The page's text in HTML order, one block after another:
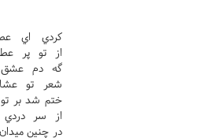
کردي اي
از تو پر
گه دم عشق
شعر تو
ختم شد بر
از سر دردي
در چنين